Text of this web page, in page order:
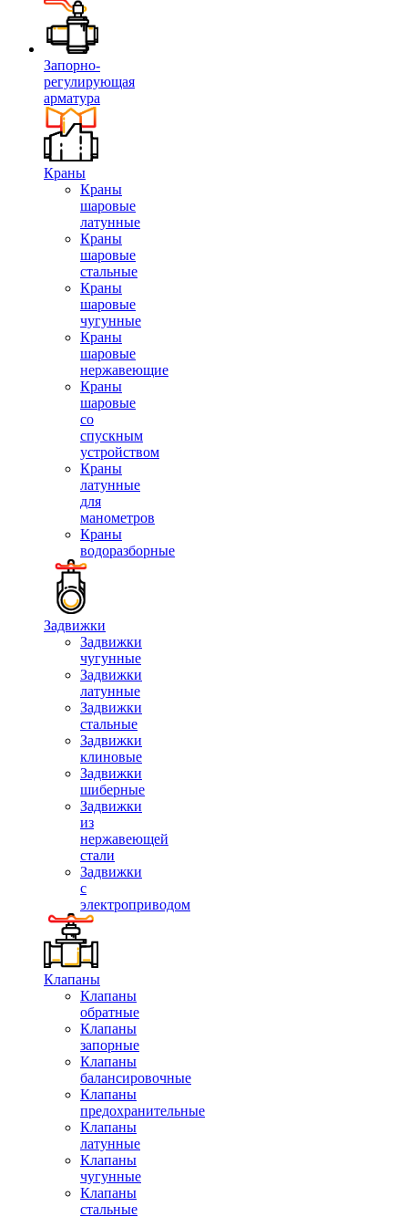
Запорно-
регулирующая
арматура
Краны
Краны
шаровые
латунные
Краны
шаровые
стальные
Краны
шаровые
чугунные
Краны
шаровые
нержавеющие
Краны
шаровые
со
спускным
устройством
Краны
латунные
для
манометров
Краны
водоразборные
Задвижки
Задвижки
чугунные
Задвижки
латунные
Задвижки
стальные
Задвижки
клиновые
Задвижки
шиберные
Задвижки
из
нержавеющей
стали
Задвижки
с
электроприводом
Клапаны
Клапаны
обратные
Клапаны
запорные
Клапаны
балансировочные
Клапаны
предохранительные
Клапаны
латунные
Клапаны
чугунные
Клапаны
стальные